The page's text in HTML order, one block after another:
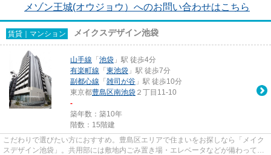
メゾン王城(オウジョウ）へのお問い合わせはこちら
賃貸｜マンション メイクスデザイン池袋
山手線 「 池袋 」駅 徒歩4分
有楽町線 「 東池袋 」駅 徒歩7分
副都心線 「 雑司が谷 」駅 徒歩10分
東京都豊島区南池袋 ２丁目11-10
-
築年数：築10年
階数：15階建
こだわりで選びたい方におすすめ。豊島区エリアで住まいをお探しなら「メイク
スデザイン池袋」。共用部には敷地内ごみ置き場・エレベータなどが備わってお